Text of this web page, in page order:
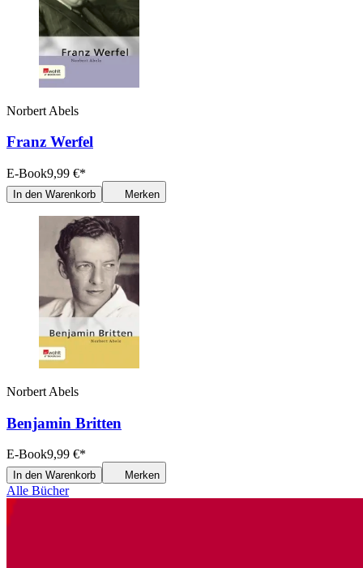
Norbert Abels
Franz Werfel
E-Book9,99 €*
In den Warenkorb Merken
Norbert Abels
Benjamin Britten
E-Book9,99 €*
In den Warenkorb Merken
Alle Bücher